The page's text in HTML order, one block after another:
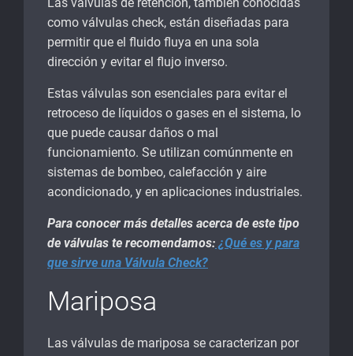
como válvulas check, están diseñadas para
permitir que el fluido fluya en una sola
dirección y evitar el flujo inverso.
Estas válvulas son esenciales para evitar el
retroceso de líquidos o gases en el sistema, lo
que puede causar daños o mal
funcionamiento. Se utilizan comúnmente en
sistemas de bombeo, calefacción y aire
acondicionado, y en aplicaciones industriales.
Para conocer más detalles acerca de este tipo
de válvulas te recomendamos: ¿Qué es y para
que sirve una Válvula Check?
Mariposa
Las válvulas de mariposa se caracterizan por